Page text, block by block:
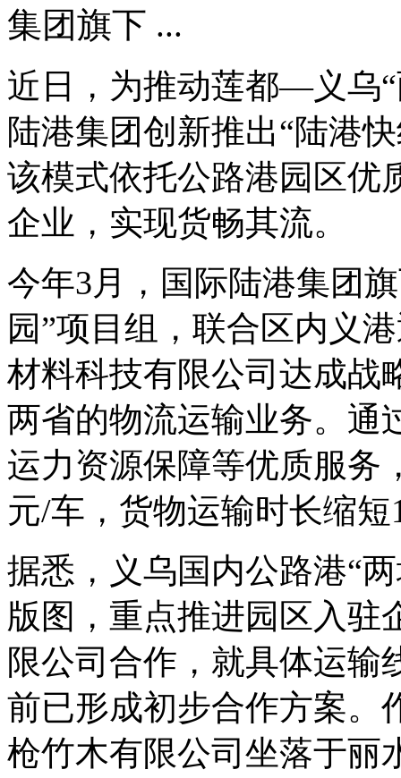
集团旗下 ...
近日，为推动莲都—义乌
陆港集团创新推出“陆港
该模式依托公路港园区优
企业，实现货畅其流。
今年3月，国际陆港集团
园”项目组，联合区内义
材料科技有限公司达成战
两省的物流运输业务。通
运力资源保障等优质服务
元/车，货物运输时长缩
据悉，义乌国内公路港“
版图，重点推进园区入驻
限公司合作，就具体运输
前已形成初步合作方案。
枪竹木有限公司坐落于丽